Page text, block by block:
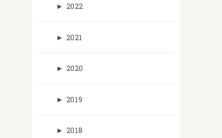
► 2022
► 2021
► 2020
► 2019
► 2018